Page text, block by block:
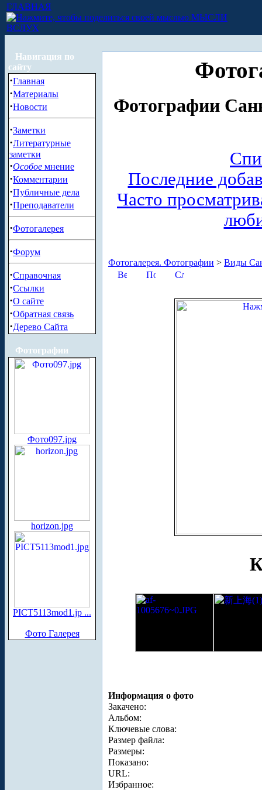
ГЛАВНАЯ
МЫСЛИ
ВСЛУХ
Навигация по
сайту
·Главная
·Материалы
·Новости
·Заметки
·Литературные
заметки
·Особое мнение
·Комментарии
·Публичные дела
·Преподаватели
·Фотогалерея
·Форум
·Справочная
·Ссылки
·О сайте
·Обратная связь
·Дерево Сайта
Фотографии
Фото097.jpg
horizon.jpg
PICT5113mod1.jp ...
Фото Галерея
Фотографии
Последние
Часто
Фотогалерея. Фотографии > Виды
Информация о фото
Закачено:
Альбом:
Ключевые слова:
Размер файла:
Размеры:
Показано:
URL:
Избранное: